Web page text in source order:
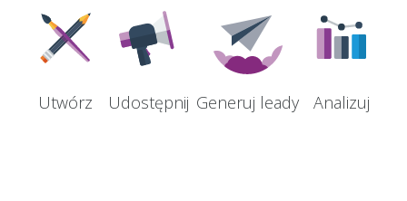
Utwórz Udostępnij Generuj leady Analizuj